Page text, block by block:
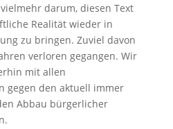
darum, diesen Text
Realität wieder in
zu bringen. Zuviel davon
verloren gegangen. Wir
mit allen
gegen den aktuell immer
Abbau bürgerlicher